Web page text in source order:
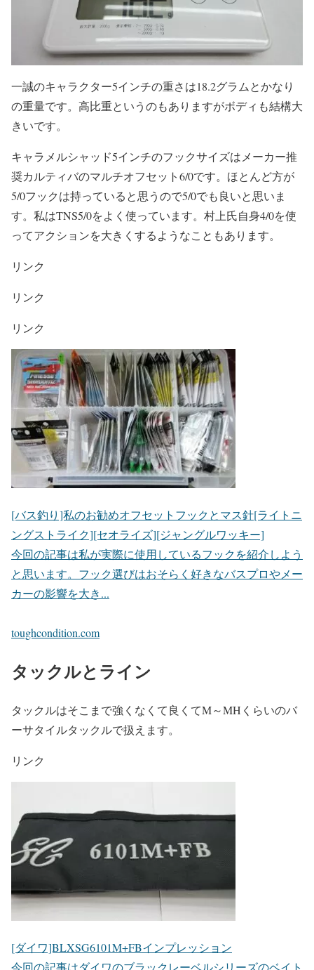
一誠のキャラクター5インチの重さは18.2グラムとかなり
の重量です。高比重というのもありますがボディも結構大
きいです。
キャラメルシャッド5インチのフックサイズはメーカー推
奨カルティバのマルチオフセット6/0です。ほとんど方が
5/0フックは持っていると思うので5/0でも良いと思いま
す。私はTNS5/0をよく使っています。村上氏自身4/0を使
ってアクションを大きくするようなこともあります。
リンク
リンク
リンク
[バス釣り]私のお勧めオフセットフックとマス針[ライトニ
ングストライク][セオライズ][ジャングルワッキー]
今回の記事は私が実際に使用しているフックを紹介しよう
と思います。フック選びはおそらく好きなバスプロやメー
カーの影響を大き...
toughcondition.com
タックルとライン
タックルはそこまで強くなくて良くてM～MHくらいのバ
ーサタイルタックルで扱えます。
リンク
[ダイワ]BLXSG6101M+FBインプレッション
今回の記事はダイワのブラックレーベルシリーズのベイト